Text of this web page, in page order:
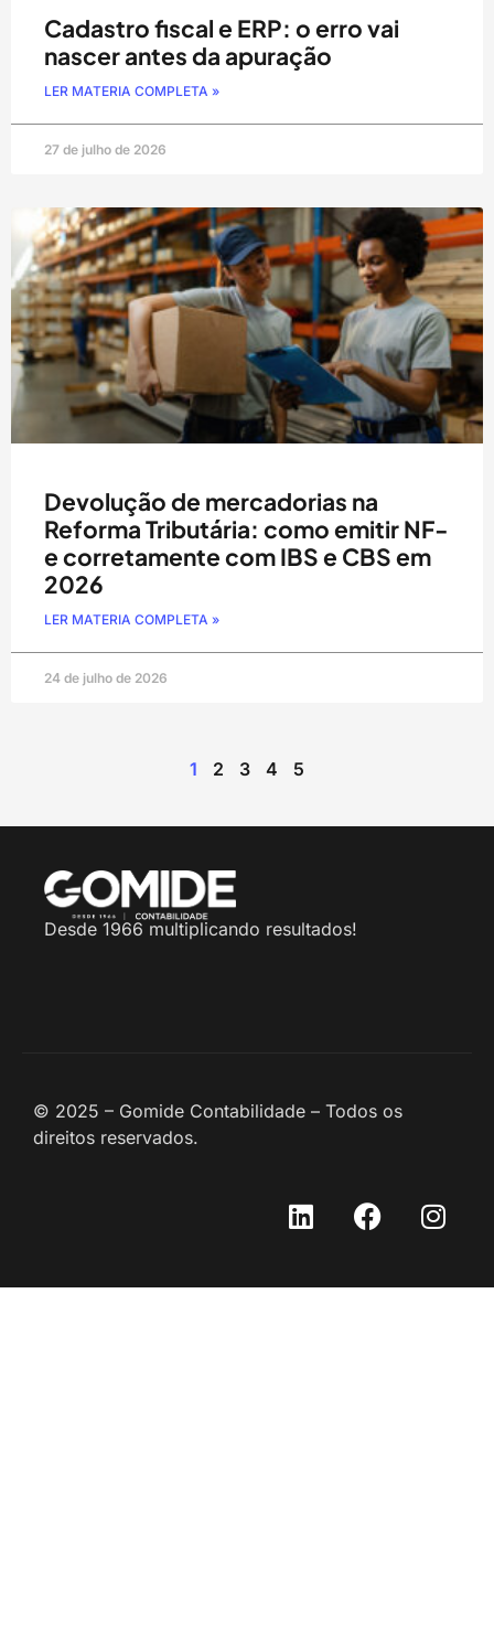
Cadastro fiscal e ERP: o erro vai
nascer antes da apuração
LER MATERIA COMPLETA »
27 de julho de 2026
Devolução de mercadorias na
Reforma Tributária: como emitir NF-
e corretamente com IBS e CBS em
2026
LER MATERIA COMPLETA »
24 de julho de 2026
1 2 3 4 5
Desde 1966 multiplicando resultados!
© 2025 – Gomide Contabilidade – Todos os
direitos reservados.